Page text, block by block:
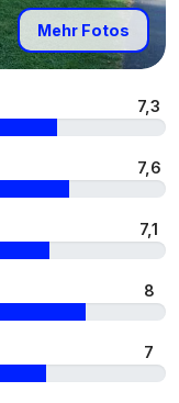
Mehr Fotos
7,3
7,6
7,1
8
7